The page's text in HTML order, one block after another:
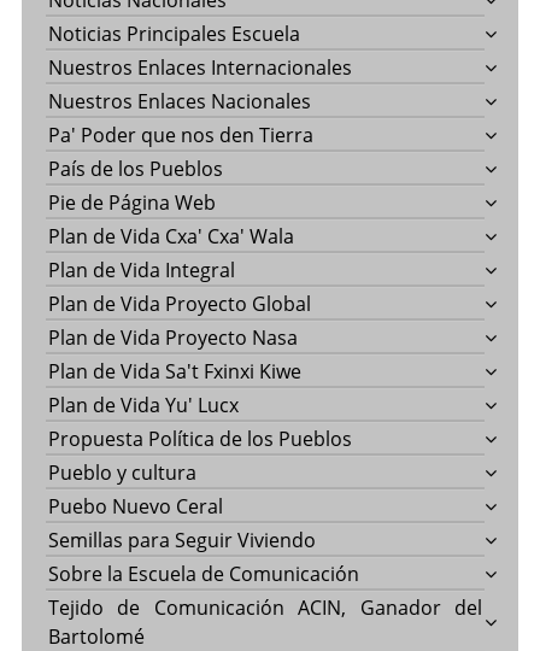
Noticias Principales Escuela
Nuestros Enlaces Internacionales
Nuestros Enlaces Nacionales
Pa' Poder que nos den Tierra
País de los Pueblos
Pie de Página Web
Plan de Vida Cxa' Cxa' Wala
Plan de Vida Integral
Plan de Vida Proyecto Global
Plan de Vida Proyecto Nasa
Plan de Vida Sa't Fxinxi Kiwe
Plan de Vida Yu' Lucx
Propuesta Política de los Pueblos
Pueblo y cultura
Puebo Nuevo Ceral
Semillas para Seguir Viviendo
Sobre la Escuela de Comunicación
Tejido de Comunicación ACIN, Ganador del
Bartolomé